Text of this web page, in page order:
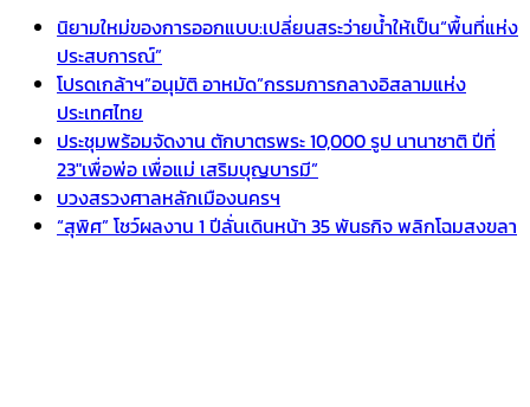
นิยามใหม่ของการออกแบบ:เปลี่ยนสระว่ายน้ำให้เป็น“พื้นที่แห่ง
ประสบการณ์”
โปรดเกล้าฯ”อนุมัติ อาหมัด”กรรมการกลางอิสลามแห่ง
ประเทศไทย
ประชุมพร้อมจัดงาน ตักบาตรพระ 10,000 รูป นานาชาติ ปีที่
23″เพื่อพ่อ เพื่อแม่ เสริมบุญบารมี”
บวงสรวงศาลหลักเมืองนครฯ
“สุพิศ” โชว์ผลงาน 1 ปีลั่นเดินหน้า 35 พันธกิจ พลิกโฉมสงขลา